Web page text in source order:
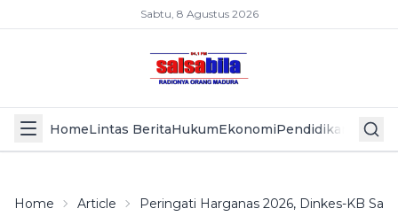
Sabtu, 8 Agustus 2026
HomeLintas BeritaHukumEkonomiPendidikan Politik
Home Article Peringati Harganas 2026, Dinkes-KB